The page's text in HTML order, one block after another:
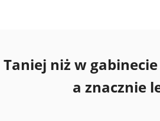
37. Awokado 80 g
38. Orzechy włoskie 60 g
Taniej niż w
a znacznie